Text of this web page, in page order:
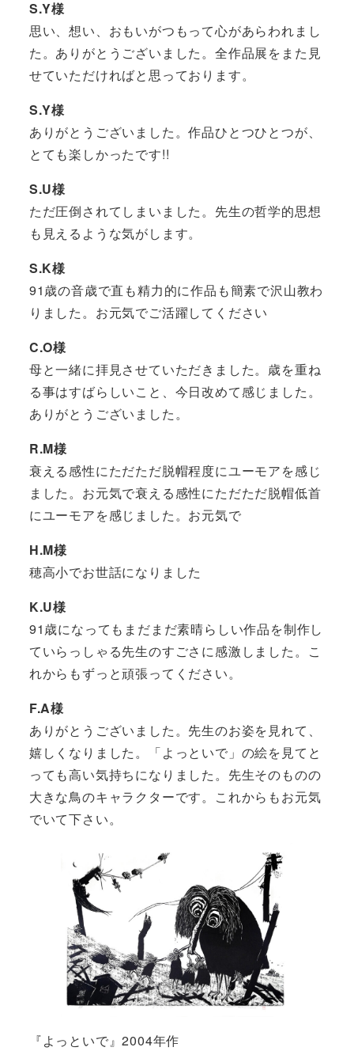
S.Y様
思い、想い、おもいがつもって心があらわれまし
た。ありがとうございました。全作品展をまた見
せていただければと思っております。
S.Y様
ありがとうございました。作品ひとつひとつが、
とても楽しかったです!!
S.U様
ただ圧倒されてしまいました。先生の哲学的思想
も見えるような気がします。
S.K様
91歳の音歳で直も精力的に作品も簡素で沢山教わ
りました。お元気でご活躍してください
C.O様
母と一緒に拝見させていただきました。歳を重ね
る事はすばらしいこと、今日改めて感じました。
ありがとうございました。
R.M様
衰える感性にただただ脱帽程度にユーモアを感じ
ました。お元気で衰える感性にただただ脱帽低首
にユーモアを感じました。お元気で
H.M様
穂高小でお世話になりました
K.U様
91歳になってもまだまだ素晴らしい作品を制作し
ていらっしゃる先生のすごさに感激しました。こ
れからもずっと頑張ってください。
F.A様
ありがとうございました。先生のお姿を見れて、
嬉しくなりました。「よっといで」の絵を見てと
っても高い気持ちになりました。先生そのものの
大きな鳥のキャラクターです。これからもお元気
でいて下さい。
『よっといで』2004年作